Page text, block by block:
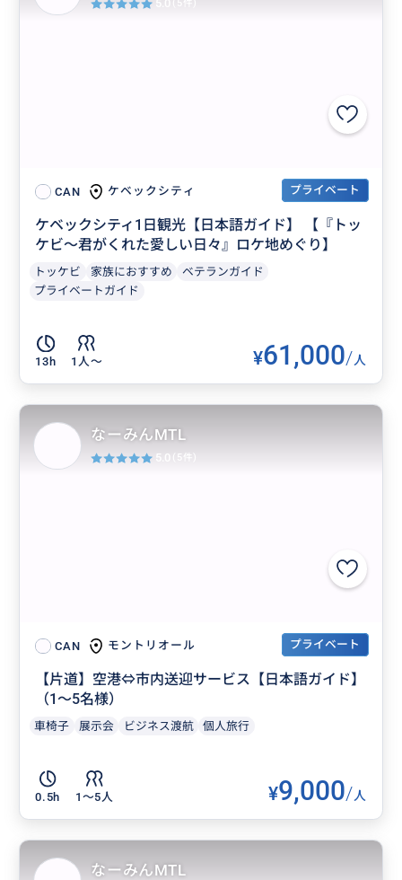
CAN ケベックシティ プライベート
ケベックシティ1日観光【日本語ガイド】 【『トッ
ケビ〜君がくれた愛しい日々』ロケ地めぐり】
トッケビ 家族におすすめ
ベテランガイド
プライベートガイド
13h 1人〜 ¥61,000/人
5.0 (5件)
CAN モントリオール プライベート
【片道】空港⇔市内送迎サービス【日本語ガイド】
（1～5名様）
車椅子 展示会 ビジネス渡航 個人旅行
0.5h 1〜5人 ¥9,000/人
なーみんMTL
5.0 (5件)
なーみんMTL